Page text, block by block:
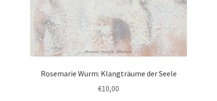
Rosemarie Wurm: Klangträume der Seele
€10,00